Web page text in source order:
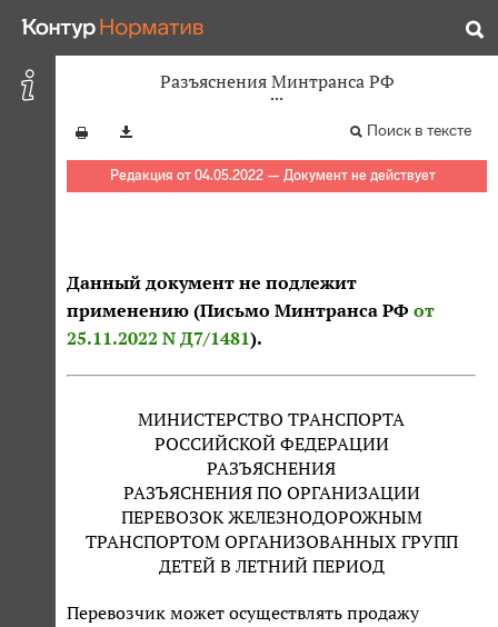
Разъяснения Минтранса РФ
Поиск в тексте
Редакция от 04.05.2022 — Документ не действует
Данный документ не подлежит
применению (Письмо Минтранса РФ от
25.11.2022 N Д7/1481).
МИНИСТЕРСТВО ТРАНСПОРТА
РОССИЙСКОЙ ФЕДЕРАЦИИ
РАЗЪЯСНЕНИЯ
РАЗЪЯСНЕНИЯ ПО ОРГАНИЗАЦИИ
ПЕРЕВОЗОК ЖЕЛЕЗНОДОРОЖНЫМ
ТРАНСПОРТОМ ОРГАНИЗОВАННЫХ ГРУПП
ДЕТЕЙ В ЛЕТНИЙ ПЕРИОД
Перевозчик может осуществлять продажу